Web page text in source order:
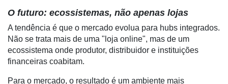
Hídricos
Membros
Liberali
O futuro: ecossistemas, não apenas lojas
A tendência é que o mercado evolua para hubs integrados.
Não se trata mais de uma "loja online", mas de um
ecossistema onde produtor, distribuidor e instituições
financeiras coabitam.
Para o mercado, o resultado é um ambiente mais